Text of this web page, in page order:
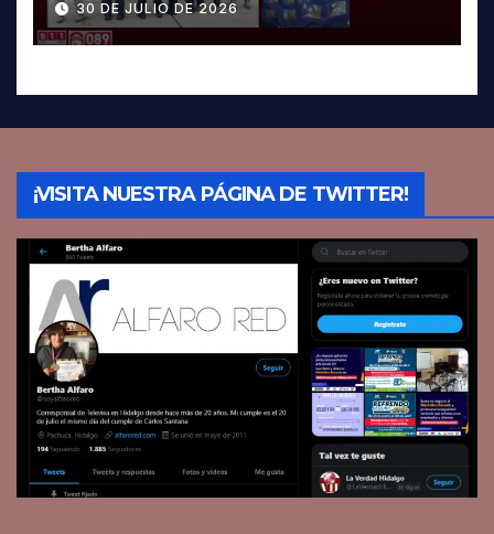
30 DE JULIO DE 2026
¡VISITA NUESTRA PÁGINA DE TWITTER!